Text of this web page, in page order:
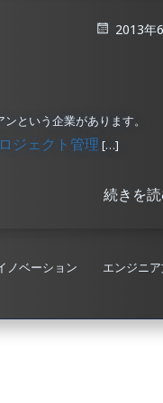
2013年
という企業があります。
ジェクト管理 […]
続きを
ノベーション
エンジニ